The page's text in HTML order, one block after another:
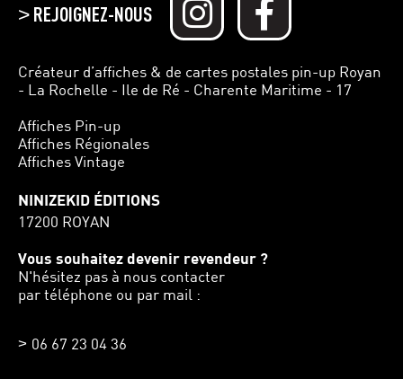
>REJOIGNEZ-NOUS
Créateur d’affiches & de cartes postales pin-up Royan
- La Rochelle - Ile de Ré - Charente Maritime - 17
Affiches Pin-up
Affiches Régionales
Affiches Vintage
NINIZEKID ÉDITIONS
17200 ROYAN
Vous souhaitez devenir revendeur ?
N'hésitez pas à nous contacter
par téléphone ou par mail :
06 67 23 04 36